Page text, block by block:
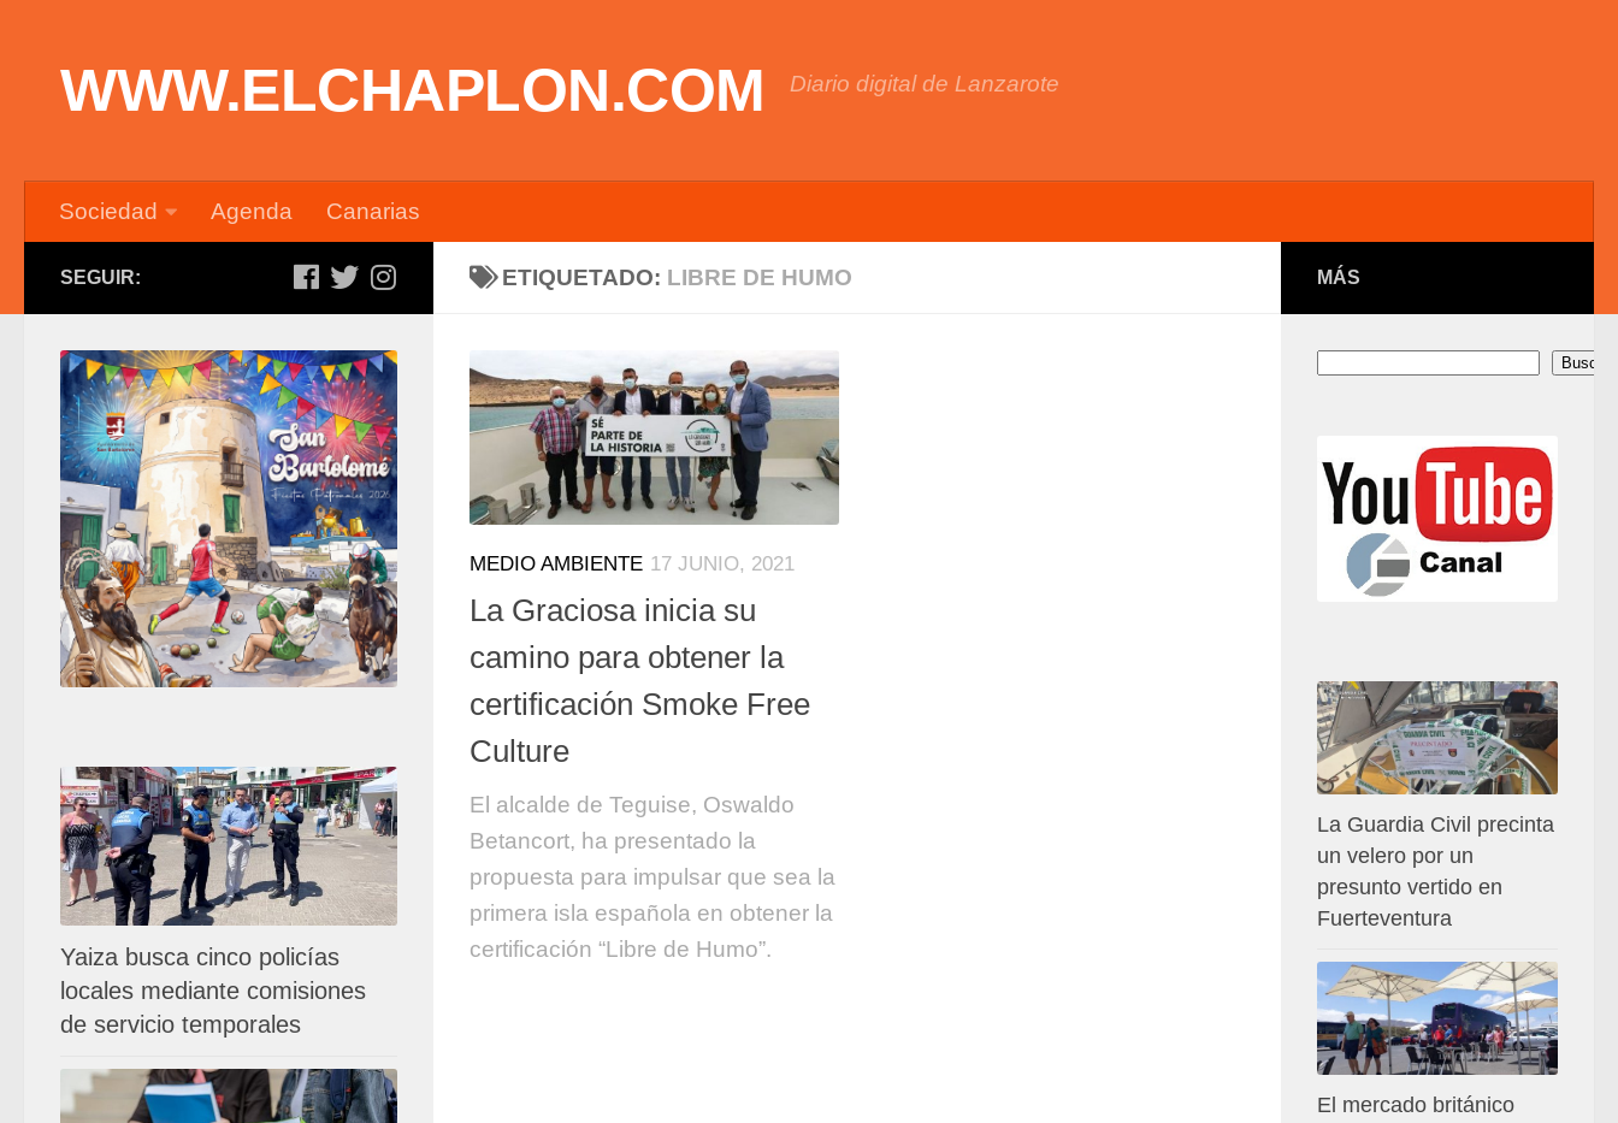
WWW.ELCHAPLON.COM Diario digital de Lanzarote
Sociedad Agenda Canarias
ETIQUETADO: LIBRE DE HUMO
MEDIO AMBIENTE 17 JUNIO, 2021
La Graciosa inicia su
camino para obtener la
certificación Smoke Free
Culture
El alcalde de Teguise, Oswaldo
Betancort, ha presentado la
propuesta para impulsar que sea la
primera isla española en obtener la
certificación “Libre de Humo”.
SEGUIR:
Yaiza busca cinco policías
locales mediante comisiones
de servicio temporales
MÁS
Buscar
La Guardia Civil precinta
un velero por un
presunto vertido en
Fuerteventura
El mercado británico